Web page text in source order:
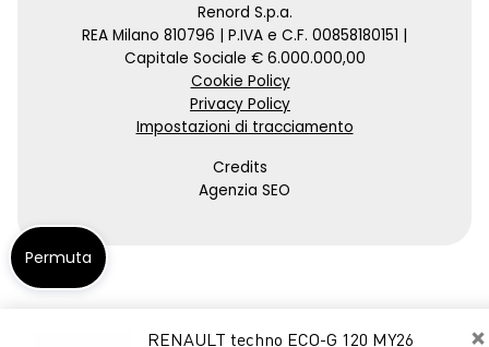
×
RENAULT techno ECO-G 120 MY26
Renord S.p.a.
REA Milano 810796 | P.IVA e C.F. 00858180151 |
Capitale Sociale € 6.000.000,00
Cookie Policy
Privacy Policy
Impostazioni di tracciamento
Credits
Agenzia SEO
Permuta